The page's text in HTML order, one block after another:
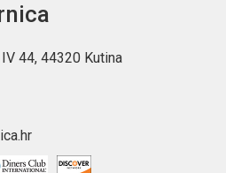
44, 44320 Kutina